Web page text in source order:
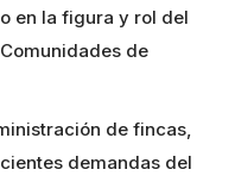
en la figura y rol del
de
de fincas,
demandas del